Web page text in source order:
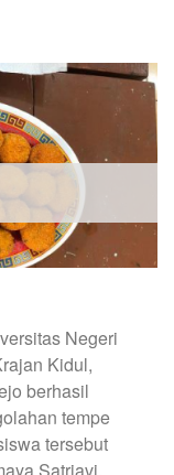
Negeri
Kidul,
berhasil
tempe
tersebut